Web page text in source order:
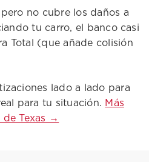
no cubre los daños a
tu carro, el banco casi
Total (que añade colisión
lado a lado para
para tu situación. Más
de Texas →